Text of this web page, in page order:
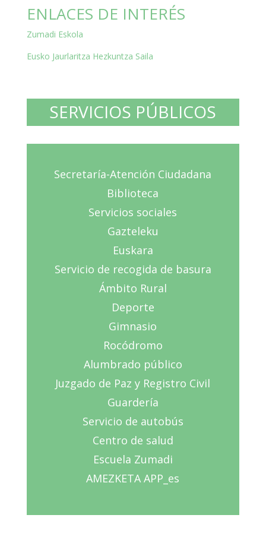
ENLACES DE INTERÉS
Zumadi Eskola
Eusko Jaurlaritza Hezkuntza Saila
SERVICIOS PÚBLICOS
Secretaría-Atención Ciudadana
Biblioteca
Servicios sociales
Gazteleku
Euskara
Servicio de recogida de basura
Ámbito Rural
Deporte
Gimnasio
Rocódromo
Alumbrado público
Juzgado de Paz y Registro Civil
Guardería
Servicio de autobús
Centro de salud
Escuela Zumadi
AMEZKETA APP_es